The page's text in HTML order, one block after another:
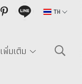
TH
เพิ่มเติม